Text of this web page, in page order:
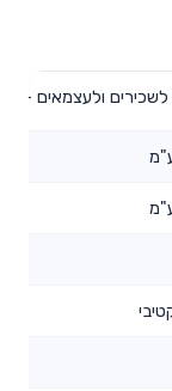
ולעצמאים -